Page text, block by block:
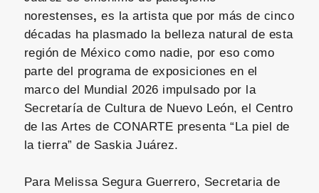
norestenses, es la artista que por más de cinco
décadas ha plasmado la belleza natural de esta
región de México como nadie, por eso como
parte del programa de exposiciones en el
marco del Mundial 2026 impulsado por la
Secretaría de Cultura de Nuevo León, el Centro
de las Artes de CONARTE presenta “La piel de
la tierra” de Saskia Juárez.
Para Melissa Segura Guerrero, Secretaria de